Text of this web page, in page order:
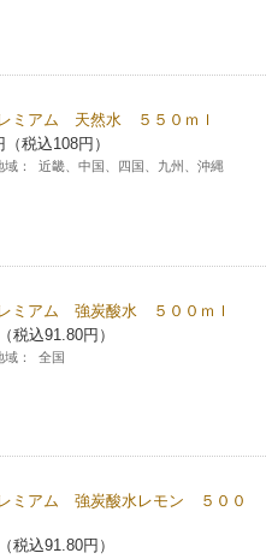
店舗限定）
ミアム 天然水 ５５０ｍｌ
（税込108円）
： 近畿、中国、四国、九州、沖縄
ミアム 強炭酸水 ５００ｍｌ
税込91.80円）
： 全国
ミアム 強炭酸水レモン ５００
税込91.80円）